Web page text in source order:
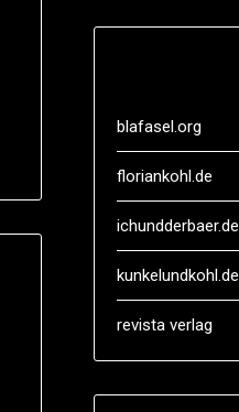
blafasel.org
floriankohl.de
ichundderbaer.de
kunkelundkohl.de
revista verlag